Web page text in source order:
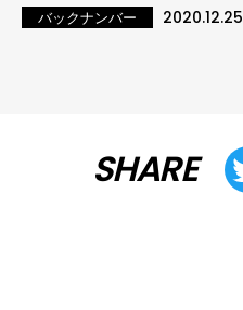
バックナンバー 2020.12.25
SHARE